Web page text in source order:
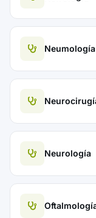
Neumología
Neurología